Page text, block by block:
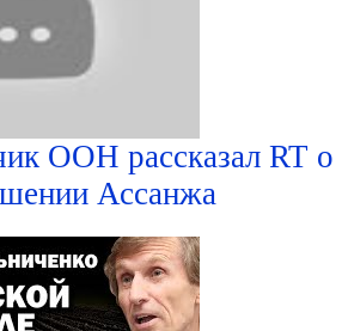
ООН рассказал RT о
Ассанжа